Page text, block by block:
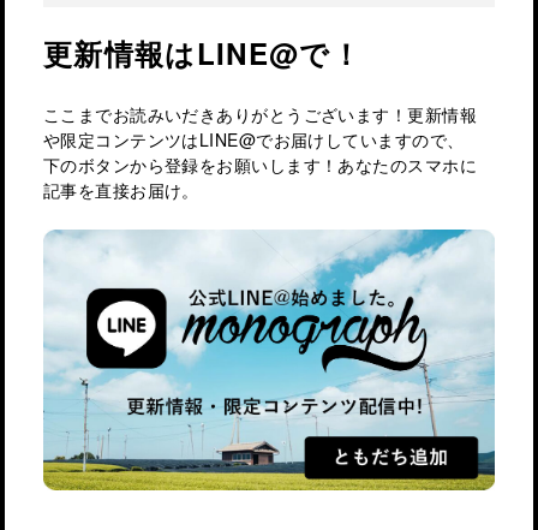
更新情報はLINE@で！
ここまでお読みいだきありがとうございます！更新情報
や限定コンテンツはLINE@でお届けしていますので、
下のボタンから登録をお願いします！あなたのスマホに
記事を直接お届け。